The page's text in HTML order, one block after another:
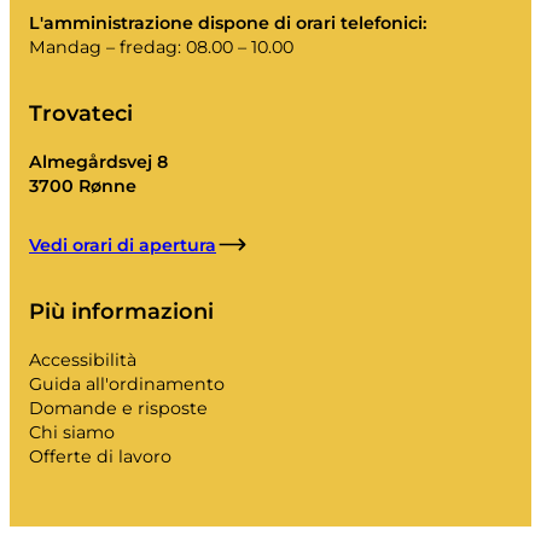
Portale dei rifiuti
Guida all'ordinamento
L'amministrazione dispone di orari telefonici:
Mandag – fredag: 08.00 – 10.00
Trovateci
Almegårdsvej 8
3700 Rønne
Vedi orari di apertura
Più informazioni
Accessibilità
Guida all'ordinamento
Domande e risposte
Chi siamo
Offerte di lavoro